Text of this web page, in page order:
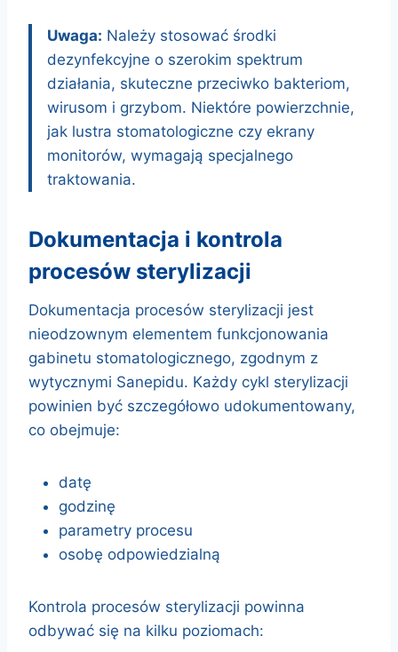
Uwaga: Należy stosować środki
dezynfekcyjne o szerokim spektrum
działania, skuteczne przeciwko bakteriom,
wirusom i grzybom. Niektóre powierzchnie,
jak lustra stomatologiczne czy ekrany
monitorów, wymagają specjalnego
traktowania.
dokumentacja i kontrola
procesów sterylizacji
Dokumentacja procesów sterylizacji jest
nieodzownym elementem funkcjonowania
gabinetu stomatologicznego, zgodnym z
wytycznymi Sanepidu. Każdy cykl sterylizacji
powinien być szczegółowo udokumentowany,
co obejmuje:
datę
godzinę
parametry procesu
osobę odpowiedzialną
Kontrola procesów sterylizacji powinna
odbywać się na kilku poziomach: